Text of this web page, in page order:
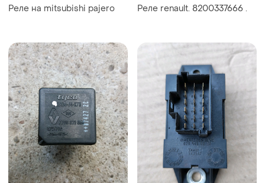
Реле на mitsubishi pajero Реле renault. 8200337666 .